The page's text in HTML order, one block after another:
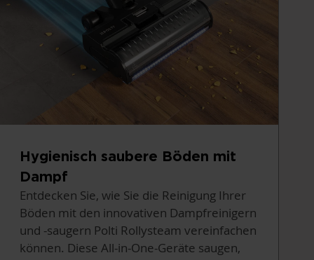
Hygienisch saubere Böden mit
Dampf
Entdecken Sie, wie Sie die Reinigung Ihrer
Böden mit den innovativen Dampfreinigern
und -saugern Polti Rollysteam vereinfachen
können. Diese All-in-One-Geräte saugen,